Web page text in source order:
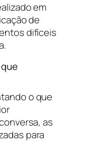
em
de
difíceis
o que
as
para